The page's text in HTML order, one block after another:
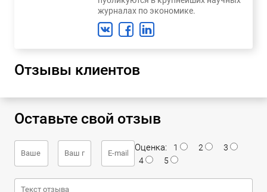
журналах по экономике.
Отзывы клиентов
Оставьте свой отзыв
Оценка: 1 2
3
4
5